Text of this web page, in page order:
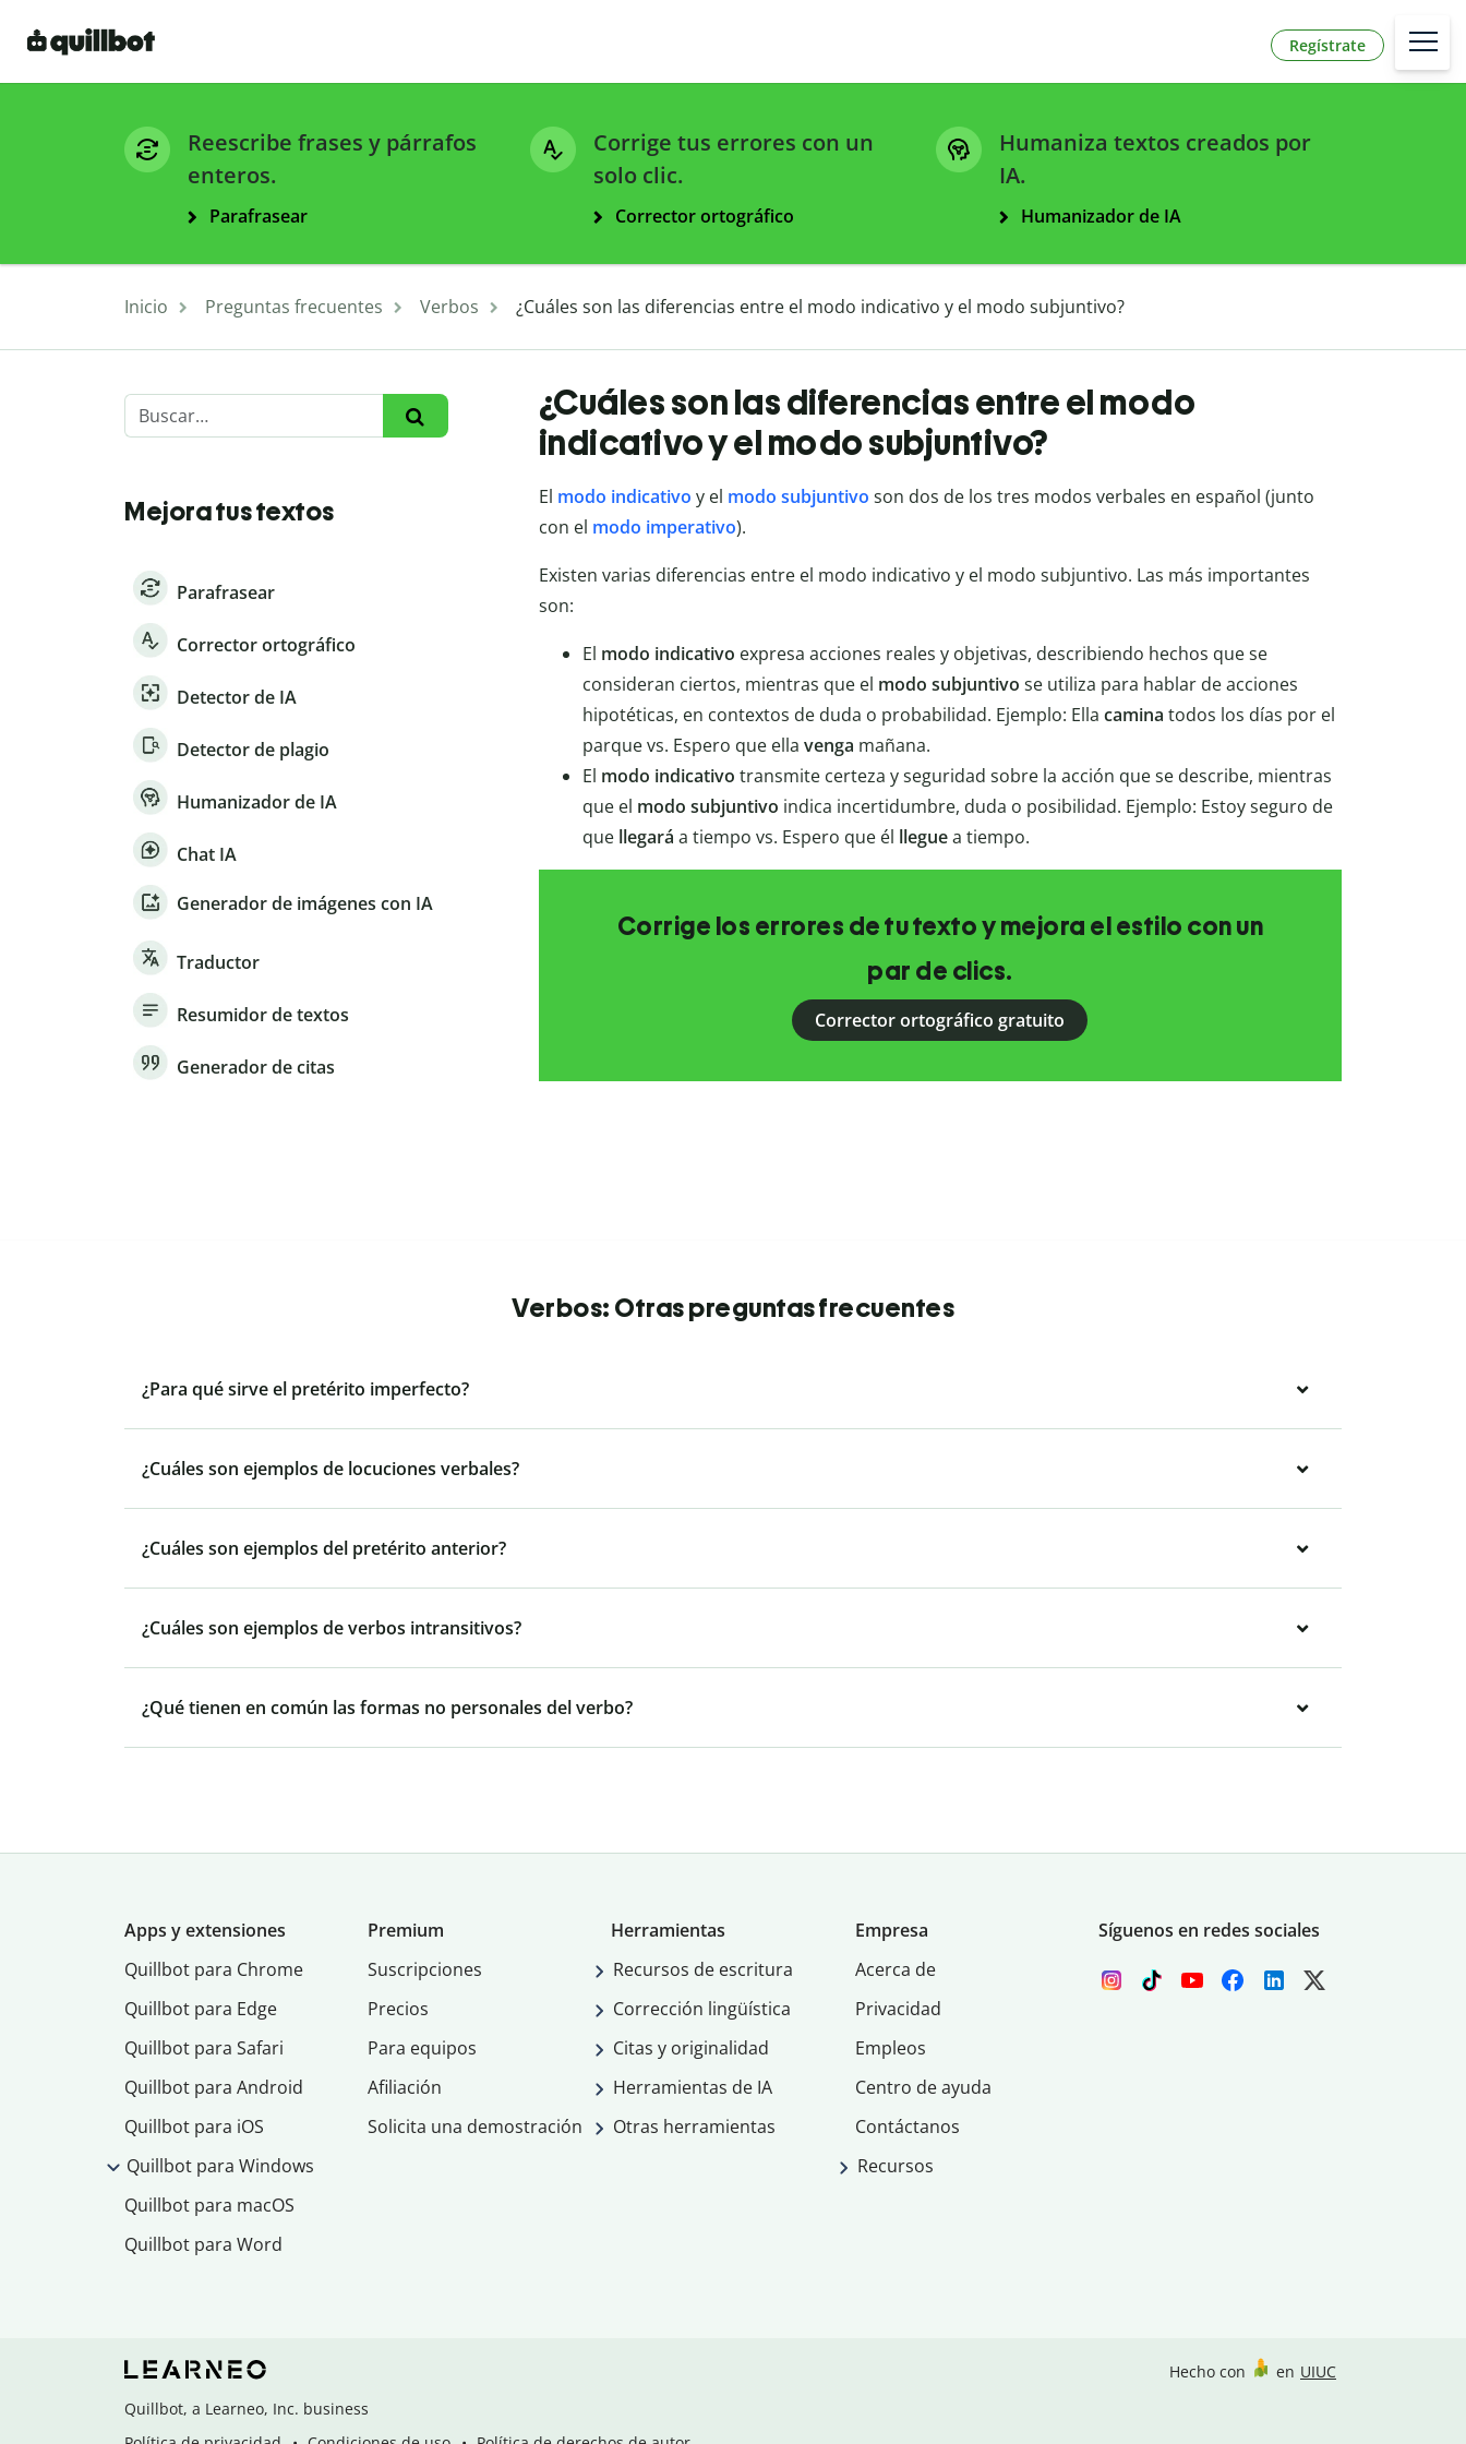
Regístrate
Reescribe frases y párrafos
enteros.
Parafrasear
Corrige tus errores con un
solo clic.
Corrector ortográfico
Humaniza textos creados por
IA.
Humanizador de IA
Inicio Preguntas frecuentes Verbos ¿Cuáles son las diferencias entre el modo indicativo y el modo subjuntivo?
Mejora tus textos
Parafrasear
Corrector ortográfico
Detector de IA
Detector de plagio
Humanizador de IA
Chat IA
Generador de imágenes con IA
Traductor
Resumidor de textos
Generador de citas
¿Cuáles son las diferencias entre el modo
indicativo y el modo subjuntivo?
El modo indicativo y el modo subjuntivo son dos de los tres modos verbales en español (junto
con el modo imperativo).
Existen varias diferencias entre el modo indicativo y el modo subjuntivo. Las más importantes
son:
El modo indicativo expresa acciones reales y objetivas, describiendo hechos que se
consideran ciertos, mientras que el modo subjuntivo se utiliza para hablar de acciones
hipotéticas, en contextos de duda o probabilidad. Ejemplo: Ella camina todos los días por el
parque vs. Espero que ella venga mañana.
El modo indicativo transmite certeza y seguridad sobre la acción que se describe, mientras
que el modo subjuntivo indica incertidumbre, duda o posibilidad. Ejemplo: Estoy seguro de
que llegará a tiempo vs. Espero que él lleguea tiempo.
Corrige los errores de tu texto y mejora el estilo con un
par de clics.
Corrector ortográfico gratuito
Verbos: Otras preguntas frecuentes
¿Para qué sirve el pretérito imperfecto?
¿Cuáles son ejemplos de locuciones verbales?
¿Cuáles son ejemplos del pretérito anterior?
¿Cuáles son ejemplos de verbos intransitivos?
¿Qué tienen en común las formas no personales del verbo?
Apps y extensiones
Quillbot para Chrome
Quillbot para Edge
Quillbot para Safari
Quillbot para Android
Quillbot para iOS
Quillbot para Windows
Quillbot para macOS
Quillbot para Word
Premium
Suscripciones
Precios
Para equipos
Afiliación
Solicita una demostración
Herramientas
Recursos de escritura
Corrección lingüística
Citas y originalidad
Herramientas de IA
Otras herramientas
Empresa
Acerca de
Privacidad
Empleos
Centro de ayuda
Contáctanos
Recursos
Síguenos en redes sociales
Quillbot, a Learneo, Inc. business
Hecho con en UIUC